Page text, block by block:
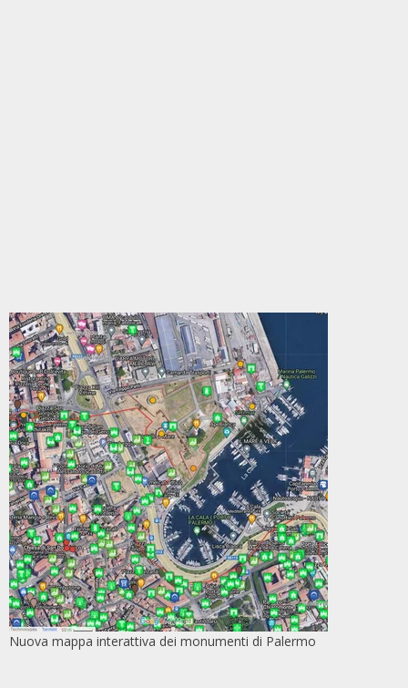
Nuova mappa interattiva dei monumenti di Palermo